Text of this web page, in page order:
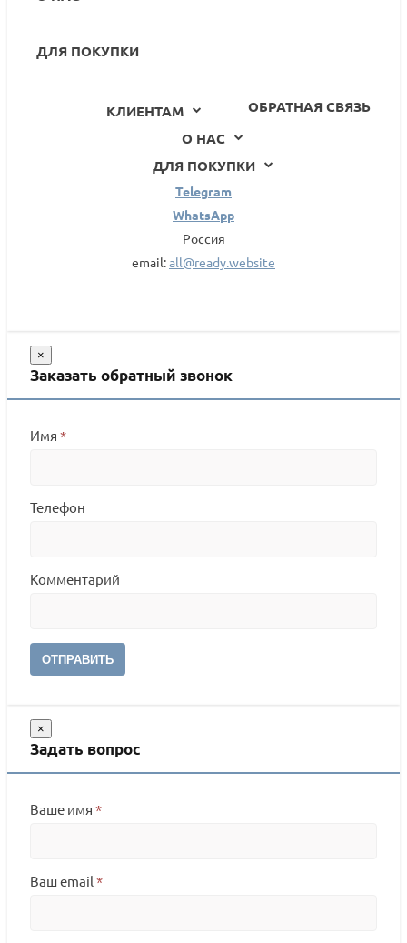
ДЛЯ ПОКУПКИ
ОБРАТНАЯ СВЯЗЬ
КЛИЕНТАМ
О НАС
ДЛЯ ПОКУПКИ
Telegram
WhatsApp
Россия
email:all@ready.website
×
Заказать обратный звонок
Имя *
Телефон
Комментарий
ОТПРАВИТЬ
×
Задать вопрос
Ваше имя *
Ваш email *